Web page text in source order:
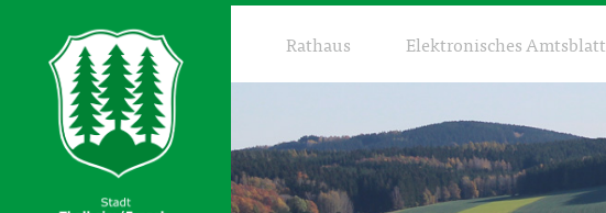
Rathaus Elektronisches Amtsblatt